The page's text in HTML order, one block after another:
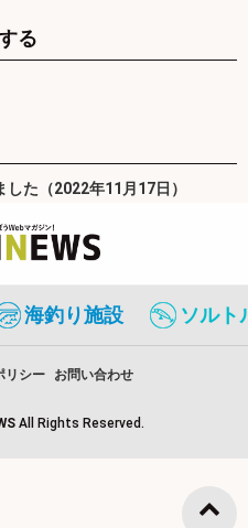
る
た（2022年11月17日）
海釣り施設 ソルト
リシー お問い合わせ
All Rights Reserved.